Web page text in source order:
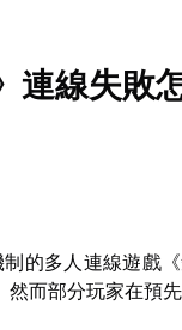
連線失敗
的多人連線遊戲
而部分玩家在預